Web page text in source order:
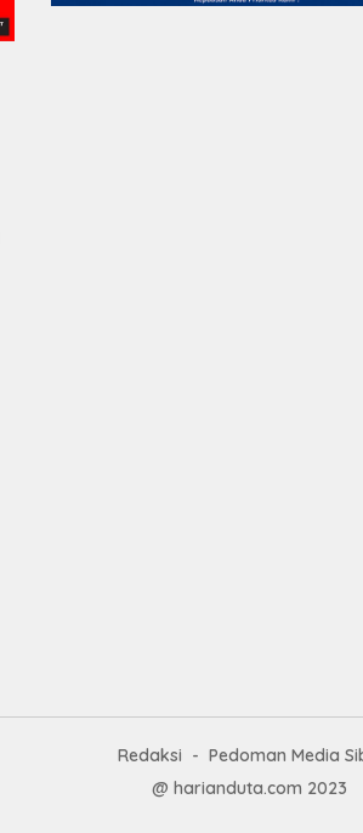
Redaksi
Pedoman Media
@ harianduta.com 2023